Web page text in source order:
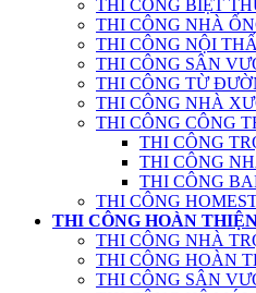
THI CÔNG BIỆT
THI CÔNG NHÀ
THI CÔNG NỘI
THI CÔNG SÂN
THI CÔNG TỪ
THI CÔNG NHÀ
THI CÔNG CÔNG
THI CÔNG
THI CÔNG
THI CÔNG
THI CÔNG
THI CÔNG HOÀN
THI CÔNG NHÀ
THI CÔNG HOÀN
THI CÔNG SÂN